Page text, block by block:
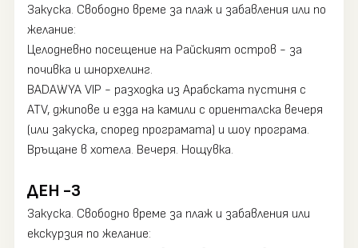
Закуска. Свободно време за плаж и забавления или по
желание:
Целодневно посещение на Райският остров - за
почивка и шнорхелинг.
BADAWYA VIP - разходка из Арабската пустиня с
ATV, джипове и езда на камили с ориенталска вечеря
(или закуска, според програмата) и шоу програма.
Връщане в хотела. Вечеря. Нощувка.
ДЕН -3
Закуска. Свободно време за плаж и забавления или
екскурзия по желание: